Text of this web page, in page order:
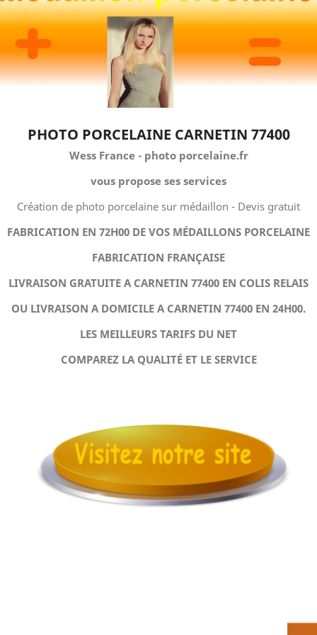
PHOTO PORCELAINE CARNETIN 77400
Wess France - photo porcelaine.fr
vous propose ses services
Création de photo porcelaine sur médaillon - Devis gratuit
FABRICATION EN 72H00 DE VOS MÉDAILLONS PORCELAINE
FABRICATION FRANÇAISE
LIVRAISON GRATUITE A CARNETIN 77400 EN COLIS RELAIS
OU LIVRAISON A DOMICILE A CARNETIN 77400 EN 24H00.
LES MEILLEURS TARIFS DU NET
COMPAREZ LA QUALITÉ ET LE SERVICE